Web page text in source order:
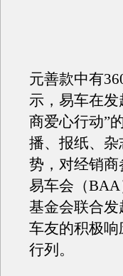
元善款中有
示，易车在
商爱心行动”
播、报纸、
势，对经销
易车会（
基金会联合发
车友的积极
行列。